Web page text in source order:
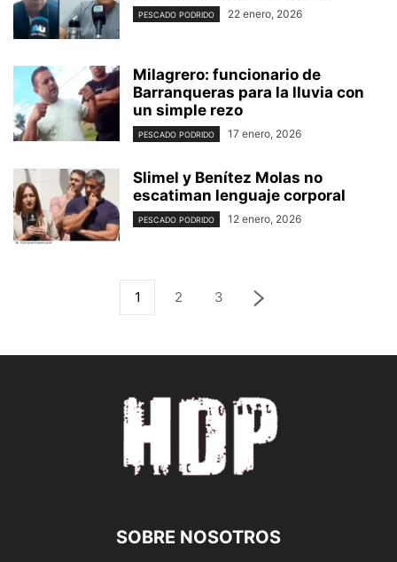
PESCADO PODRIDO 22 enero, 2026
Milagrero: funcionario de
Barranqueras para la lluvia con
un simple rezo
PESCADO PODRIDO 17 enero, 2026
Slimel y Benítez Molas no
escatiman lenguaje corporal
PESCADO PODRIDO 12 enero, 2026
1 2 3
SOBRE NOSOTROS